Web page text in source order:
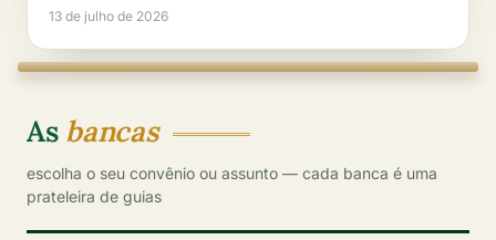
13 de julho de 2026
As bancas
escolha o seu convênio ou assunto — cada banca é uma
prateleira de guias